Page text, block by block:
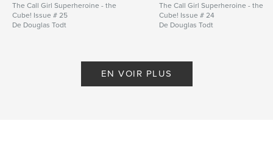
The Call Girl Superheroine - the
Cube! Issue # 25
De Douglas Todt
The Call Girl Superheroine - the
Cube! Issue # 24
De Douglas Todt
EN VOIR PLUS